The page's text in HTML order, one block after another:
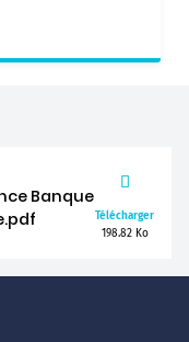
Banque
Télécharger
198.82 Ko